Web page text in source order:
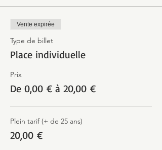
Vente expirée
Type de billet
Place individuelle
Prix
De 0,00 € à 20,00 €
Plein tarif (+ de 25 ans)
20,00 €